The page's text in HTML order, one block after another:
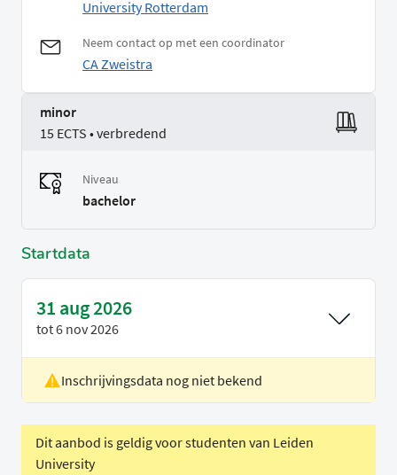
University Rotterdam
Neem contact op met een coordinator
CA Zweistra
minor
15 ECTS • verbredend
Niveau
bachelor
Startdata
31 aug 2026
tot6 nov 2026
Locatie
Rotterdam
Inschrijvingsdata nog niet bekend
Dit aanbod is geldig voor studenten van Leiden
University